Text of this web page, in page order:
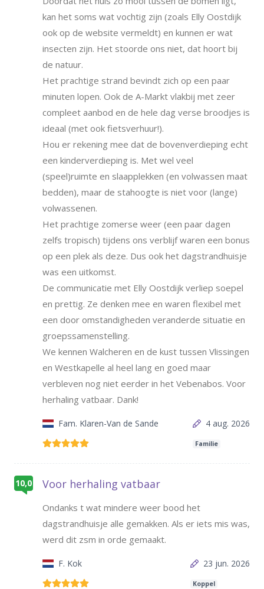
kan het soms wat vochtig zijn (zoals Elly Oostdijk
ook op de website vermeldt) en kunnen er wat
insecten zijn. Het stoorde ons niet, dat hoort bij
de natuur.
Het prachtige strand bevindt zich op een paar
minuten lopen. Ook de A-Markt vlakbij met zeer
compleet aanbod en de hele dag verse broodjes is
ideaal (met ook fietsverhuur!).
Hou er rekening mee dat de bovenverdieping echt
een kinderverdieping is. Met wel veel
(speel)ruimte en slaapplekken (en volwassen maat
bedden), maar de stahoogte is niet voor (lange)
volwassenen.
Het prachtige zomerse weer (een paar dagen
zelfs tropisch) tijdens ons verblijf waren een bonus
op een plek als deze. Dus ook het dagstrandhuisje
was een uitkomst.
De communicatie met Elly Oostdijk verliep soepel
en prettig. Ze denken mee en waren flexibel met
een door omstandigheden veranderde situatie en
groepssamenstelling.
We kennen Walcheren en de kust tussen Vlissingen
en Westkapelle al heel lang en goed maar
verbleven nog niet eerder in het Vebenabos. Voor
herhaling vatbaar. Dank!
Fam. Klaren-Van de Sande 4 aug. 2026
Familie
10,0 Voor herhaling vatbaar
Ondanks t wat mindere weer bood het
dagstrandhuisje alle gemakken. Als er iets mis was,
werd dit zsm in orde gemaakt.
F. Kok 23 jun. 2026
Koppel